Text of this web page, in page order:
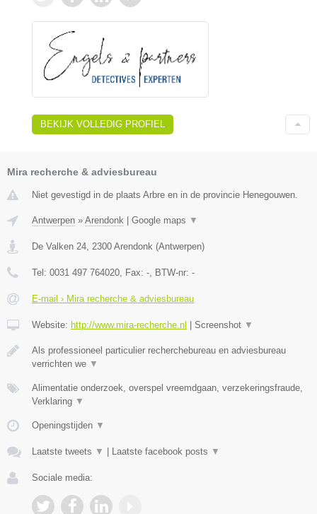
BEKIJK VOLLEDIG PROFIEL
Mira recherche & adviesbureau
Niet gevestigd in de plaats Arbre en in de provincie Henegouwen.
Antwerpen » Arendonk Google maps ▼
De Valken 24, 2300 Arendonk (Antwerpen)
Tel: 0031 497 764020, Fax: -, BTW-nr: -
E-mail › Mira recherche & adviesbureau
Website: http://www.mira-recherche.nl Screenshot ▼
Als professioneel particulier recherchebureau en adviesbureau
verrichten we ▼
Alimentatie onderzoek, overspel vreemdgaan, verzekeringsfraude,
Verklaring ▼
Openingstijden ▼
Laatste tweets ▼ Laatste facebook posts ▼
Sociale media: